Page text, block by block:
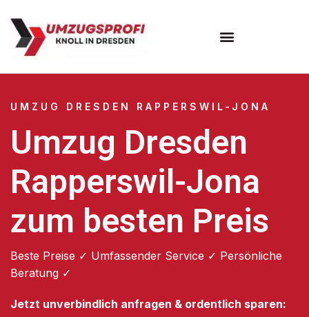
UMZUG DRESDEN RAPPERSWIL-JONA
Umzug Dresden
Rapperswil-Jona
zum besten Preis
Beste Preise ✓ Umfassender Service ✓ Persönliche
Beratung ✓
Jetzt unverbindlich anfragen & ordentlich sparen: